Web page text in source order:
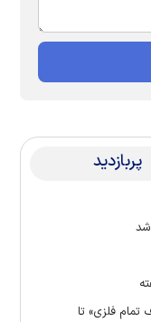
پربازدید
شد
تمام فلزی» تا